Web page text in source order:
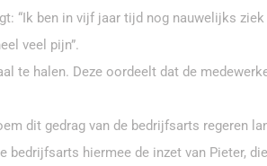
“Ik ben in vijf jaar tijd nog nauwelijks
veel pijn”.
te halen. Deze oordeelt dat de
dit gedrag van de bedrijfsarts regeren
bedrijfsarts hiermee de inzet van Pieter,